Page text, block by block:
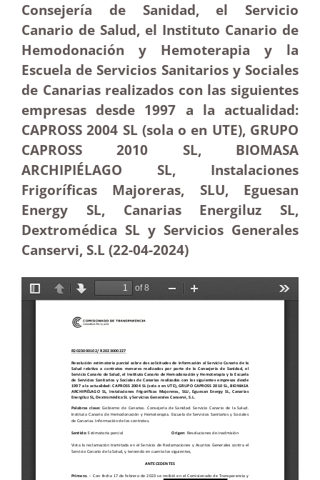
Consejería de Sanidad, el Servicio
Canario de Salud, el Instituto Canario de
Hemodonación y Hemoterapia y la
Escuela de Servicios Sanitarios y Sociales
de Canarias realizados con las siguientes
empresas desde 1997 a la actualidad:
CAPROSS 2004 SL (sola o en UTE), GRUPO
CAPROSS 2010 SL, BIOMASA
ARCHIPIÉLAGO SL, Instalaciones
Frigoríficas Majoreras, SLU, Eguesan
Energy SL, Canarias Energiluz SL,
Dextromédica SL y Servicios Generales
Canservi, S.L (22-04-2024)